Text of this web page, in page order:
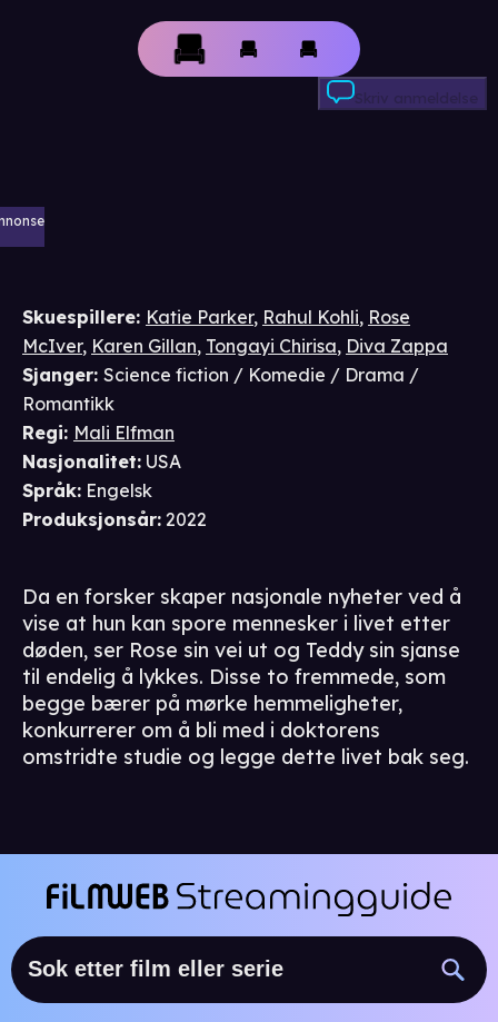
Skriv anmeldelse
Skuespillere: Katie Parker, Rahul Kohli, Rose
McIver, Karen Gillan, Tongayi Chirisa, Diva Zappa
Sjanger: Science fiction / Komedie / Drama /
Romantikk
Regi: Mali Elfman
Nasjonalitet: USA
Språk: Engelsk
Produksjonsår: 2022
Da en forsker skaper nasjonale nyheter ved å
vise at hun kan spore mennesker i livet etter
døden, ser Rose sin vei ut og Teddy sin sjanse
til endelig å lykkes. Disse to fremmede, som
begge bærer på mørke hemmeligheter,
konkurrerer om å bli med i doktorens
omstridte studie og legge dette livet bak seg.